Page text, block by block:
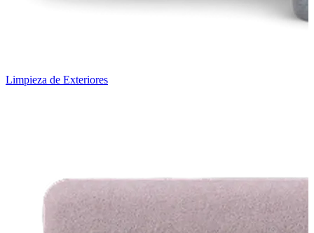
Limpieza de Exteriores